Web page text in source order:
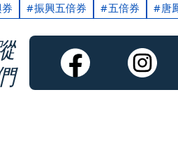
振興五倍券 五倍券 唐